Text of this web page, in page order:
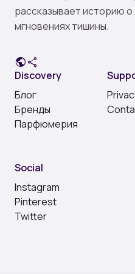
рассказывает историю о
мгновениях тишины.
publicshare
Discovery
Блог
Бренды
Парфюмерия
Social
Instagram
Pinterest
Twitter